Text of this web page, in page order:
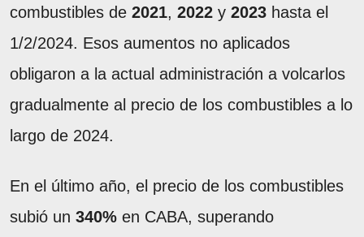
combustibles de 2021, 2022 y 2023 hasta el
1/2/2024. Esos aumentos no aplicados
obligaron a la actual administración a volcarlos
gradualmente al precio de los combustibles a lo
largo de 2024.
En el último año, el precio de los combustibles
subió un 340% en CABA, superando